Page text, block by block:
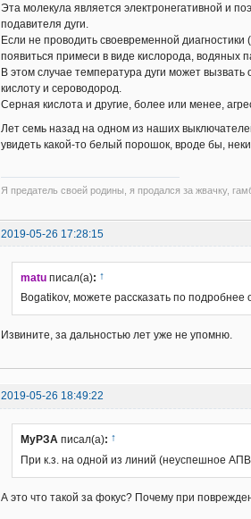
Эта молекула является электронегативной и
подавителя дуги.
Если не проводить своевременной
появиться примеси в виде кислорода, водяных
В этом случае температура дуги может
кислоту и сероводород.
Серная кислота и другие, более или менее,
Лет семь назад на одном из наших
увидеть какой-то белый порошок, вроде бы,
Я предатель своей родины, я продался за жвачку,
2019-05-26 17:28:15
matu писал(а): ↑
Bogatikov, можете рассказать по подробнее
Извините, за дальностью лет уже не упомню.
2019-05-26 18:49:22
МуРЗА писал(а): ↑
При к.з. на одной из линий (неуспешное
А это что такой за фокус? Почему при